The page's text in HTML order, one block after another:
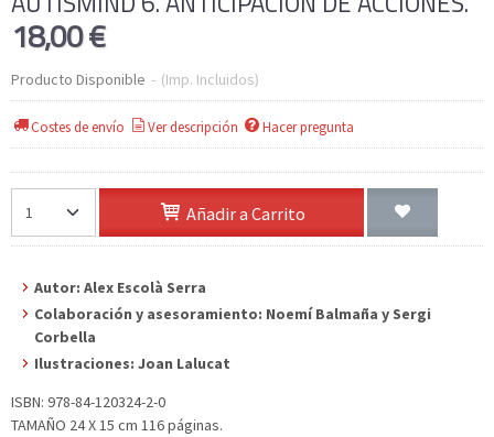
18,00 €
Producto Disponible - (Imp. Incluidos)
Costes de envío Ver descripción Hacer pregunta
Añadir a Carrito
Autor: Alex Escolà Serra
Colaboración y asesoramiento: Noemí Balmaña y Sergi
Corbella
Ilustraciones: Joan Lalucat
ISBN: 978-84-120324-2-0
TAMAÑO 24 X 15 cm 116 páginas.